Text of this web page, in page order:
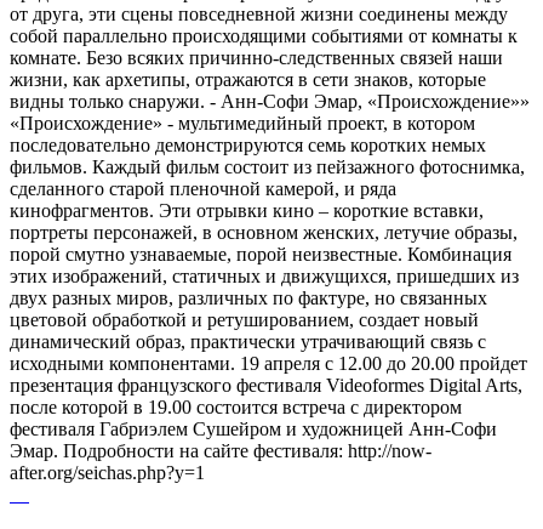
от друга, эти сцены повседневной жизни соединены между
собой параллельно происходящими событиями от комнаты к
комнате. Безо всяких причинно-следственных связей наши
жизни, как архетипы, отражаются в сети знаков, которые
видны только снаружи. - Анн-Софи Эмар, «Происхождение»»
«Происхождение» - мультимедийный проект, в котором
последовательно демонстрируются семь коротких немых
фильмов. Каждый фильм состоит из пейзажного фотоснимка,
сделанного старой пленочной камерой, и ряда
кинофрагментов. Эти отрывки кино – короткие вставки,
портреты персонажей, в основном женских, летучие образы,
порой смутно узнаваемые, порой неизвестные. Комбинация
этих изображений, статичных и движущихся, пришедших из
двух разных миров, различных по фактуре, но связанных
цветовой обработкой и ретушированием, создает новый
динамический образ, практически утрачивающий связь с
исходными компонентами. 19 апреля с 12.00 до 20.00 пройдет
презентация французского фестиваля Videoformes Digital Arts,
после которой в 19.00 состоится встреча с директором
фестиваля Габриэлем Сушейром и художницей Анн-Софи
Эмар. Подробности на сайте фестиваля: http://now-
after.org/seichas.php?y=1